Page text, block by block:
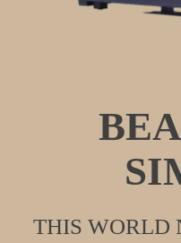
THIS WORLD